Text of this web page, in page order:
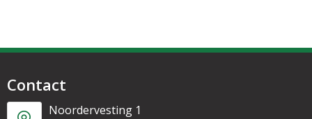
Contact
Noordervesting 1